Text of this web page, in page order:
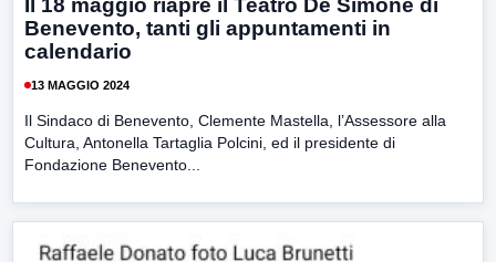
Il 18 maggio riapre il Teatro De Simone di
Benevento, tanti gli appuntamenti in
calendario
13 MAGGIO 2024
Il Sindaco di Benevento, Clemente Mastella, l’Assessore alla
Cultura, Antonella Tartaglia Polcini, ed il presidente di
Fondazione Benevento...